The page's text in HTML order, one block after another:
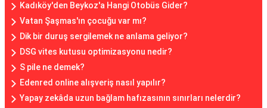
Kadıköy'den Beykoz'a Hangi Otobüs Gider?
Vatan Şaşmas'ın çocuğu var mı?
Dik bir duruş sergilemek ne anlama geliyor?
DSG vites kutusu optimizasyonu nedir?
S pile ne demek?
Edenred online alışveriş nasıl yapılır?
Yapay zekâda uzun bağlam hafızasının sınırları nelerdir?